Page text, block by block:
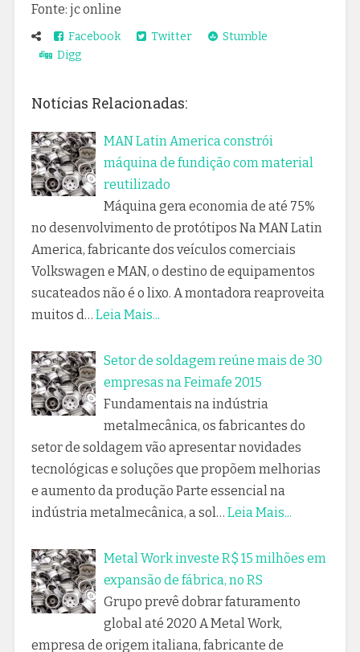
Fonte: jc online
Facebook Twitter
Stumble
Digg
Notícias Relacionadas:
MAN Latin America constrói
máquina de fundição com material
reutilizado
Máquina gera economia de até 75%
no desenvolvimento de protótipos Na MAN Latin
America, fabricante dos veículos comerciais
Volkswagen e MAN, o destino de equipamentos
sucateados não é o lixo. A montadora reaproveita
muitos d… Leia Mais...
Setor de soldagem reúne mais de 30
empresas na Feimafe 2015
Fundamentais na indústria
metalmecânica, os fabricantes do
setor de soldagem vão apresentar novidades
tecnológicas e soluções que propõem melhorias
e aumento da produção Parte essencial na
indústria metalmecânica, a sol… Leia Mais...
Metal Work investe R$ 15 milhões em
expansão de fábrica, no RS
Grupo prevê dobrar faturamento
global até 2020 A Metal Work,
empresa de origem italiana, fabricante de